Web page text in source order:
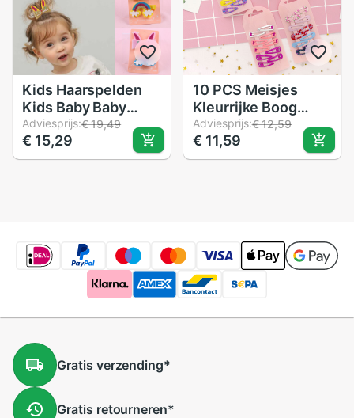
Kids Haarspelden
Kids Baby Baby
Meisjes Cartoon
Regenboog
Haarspeld
Adviesprijs:€ 19,49
€ 15,29
10 PCS Meisjes
Kleurrijke Boog
Haarspelden Haar
Haarspeldjes
Kinderen
Adviesprijs:€ 12,59
€ 11,59
Gratis verzending*
Gratis retourneren*